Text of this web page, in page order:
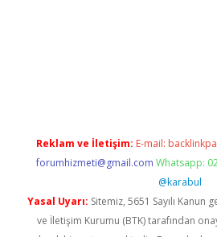
Reklam ve İletişim: E-mail:
forumhizmeti@gmail.com Whatsapp:
@karabul
Yasal Uyarı: Sitemiz, 5651 Sayılı
ve İletişim Kurumu (BTK) tarafından